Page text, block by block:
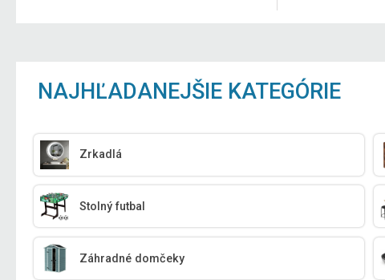
NAJHĽADANEJŠIE KATEGÓRIE
Zrkadlá
Stolný futbal
Záhradné domčeky